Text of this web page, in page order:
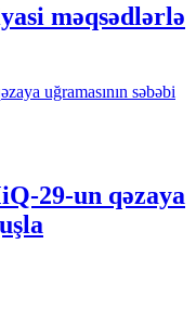
məqsədlərlə
29-un qəzaya